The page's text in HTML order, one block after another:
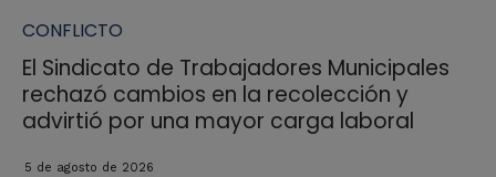
CONFLICTO
El Sindicato de Trabajadores Municipales
rechazó cambios en la recolección y
advirtió por una mayor carga laboral
5 de agosto de 2026